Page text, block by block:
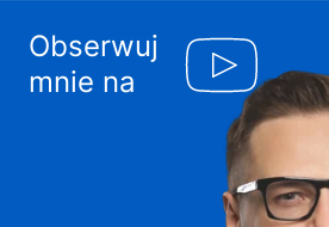
Obserwuj
mnie na